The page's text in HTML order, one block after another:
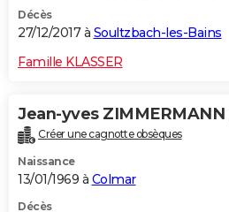
Décès
27/12/2017 à Soultzbach-les-Bains
Famille KLASSER
Jean-yves ZIMMERMANN
Créer une cagnotte obsèques
Naissance
13/01/1969 à Colmar
Décès